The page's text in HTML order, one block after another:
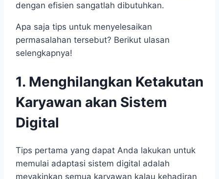
dengan efisien sangatlah dibutuhkan.
Apa saja tips untuk menyelesaikan
permasalahan tersebut? Berikut ulasan
selengkapnya!
1. Menghilangkan Ketakutan
Karyawan akan Sistem
Digital
Tips pertama yang dapat Anda lakukan untuk
memulai adaptasi sistem digital adalah
meyakinkan semua karyawan kalau kehadiran